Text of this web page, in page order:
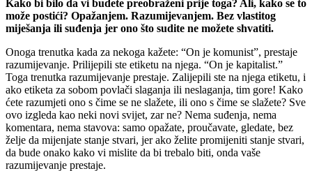
Kako bi bilo da vi budete preobraženi prije toga? Ali, kako se to
može postići? Opažanjem. Razumijevanjem. Bez vlastitog
miješanja ili suđenja jer ono što sudite ne možete shvatiti.
Onoga trenutka kada za nekoga kažete: “On je komunist”, prestaje
razumijevanje. Prilijepili ste etiketu na njega. “On je kapitalist.”
Toga trenutka razumijevanje prestaje. Zalijepili ste na njega etiketu, i
ako etiketa za sobom povlači slaganja ili neslaganja, tim gore! Kako
ćete razumjeti ono s čime se ne slažete, ili ono s čime se slažete? Sve
ovo izgleda kao neki novi svijet, zar ne? Nema suđenja, nema
komentara, nema stavova: samo opažate, proučavate, gledate, bez
želje da mijenjate stanje stvari, jer ako želite promijeniti stanje stvari,
da bude onako kako vi mislite da bi trebalo biti, onda vaše
razumijevanje prestaje.